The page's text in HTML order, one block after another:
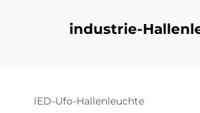
industrie-
lED-Ufo-Hallenleuchte